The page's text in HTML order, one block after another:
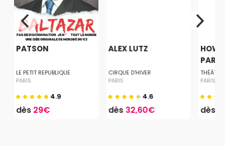
PATSON
LE PETIT REPUBLIQUE
PARIS
4.9
dès 29€
ALEX LUTZ
CIRQUE D'HIVER
PARIS
4.6
dès32,60€
HOW
PARIS
dès